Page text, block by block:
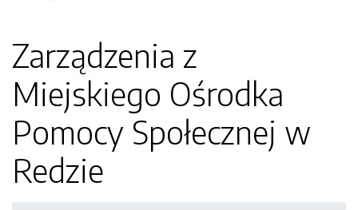
Zarządzenia z
Miejskiego Ośrodka
Pomocy Społecznej w
Redzie